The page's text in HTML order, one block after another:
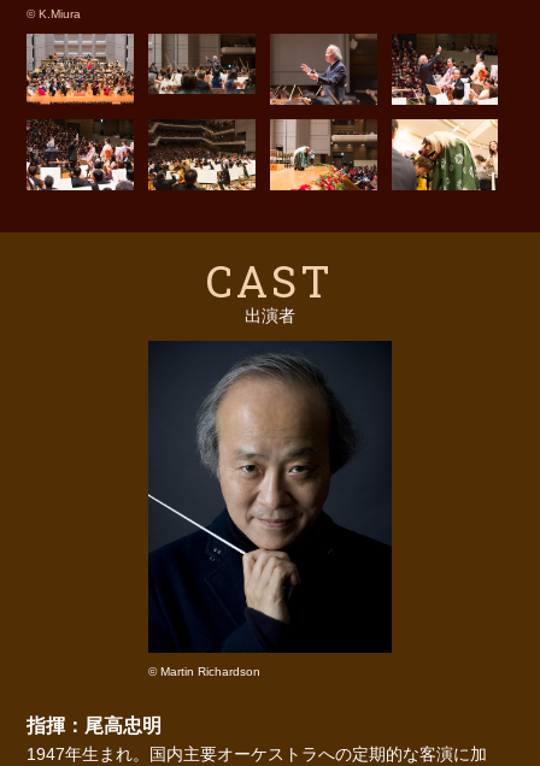
© K.Miura
CAST
出演者
© Martin Richardson
指揮：尾高忠明
1947年生まれ。国内主要オーケストラへの定期的な客演に加